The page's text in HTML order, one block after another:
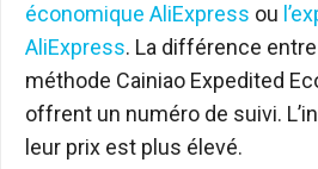
économique AliExpress ou
AliExpress. La différence
méthode Cainiao Expedited
offrent un numéro de suivi.
leur prix est plus élevé.